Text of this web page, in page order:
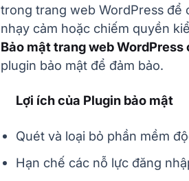
trong trang web WordPress để
nhạy cảm hoặc chiếm quyền
Bảo mật trang web WordPress
plugin bảo mật để đảm bảo.
Lợi ích của Plugin bảo mật
Quét và loại bỏ phần mềm
Hạn chế các nỗ lực đăng